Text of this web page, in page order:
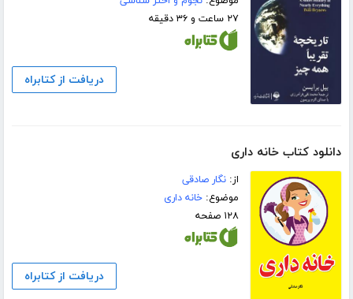
۲۷ ساعت و ۳۶ دقیقه
دریافت از کتابراه
دانلود کتاب خانه داری
از:نگار صادقی
موضوع:خانه داری
۱۲۸ صفحه
دریافت از کتابراه